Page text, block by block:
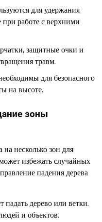
для удержания
при работе с верхними
защитные очки и
травм.
для безопасного
на высоте.
зоны
несколько зон для
избежать случайных
падения дерева
падать дерево или ветки.
и объектов.